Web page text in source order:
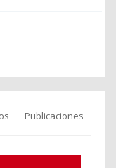
Publicaciones